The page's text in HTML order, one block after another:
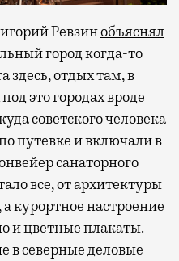
Ревзинобъяснял
город когда-то
здесь, отдых там, в
это городах вроде
советского человека
путевке и включали в
санаторного
все, от архитектуры
курортное настроение
и цветные плакаты.
в северные деловые